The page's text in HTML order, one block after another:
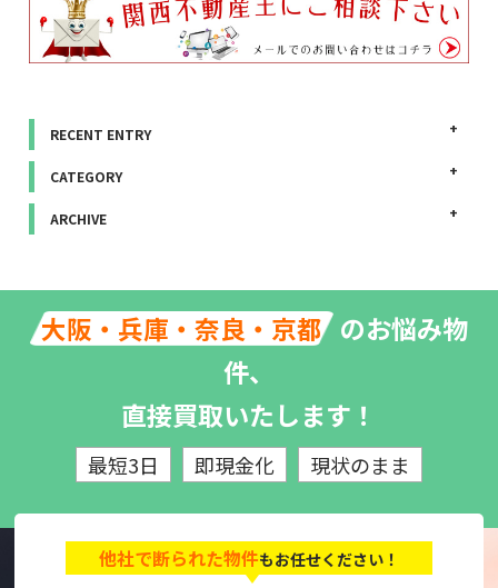
RECENT ENTRY
CATEGORY
ARCHIVE
大阪・兵庫・奈良・京都 のお悩み物
件、
直接買取いたします！
最短3日 即現金化 現状のまま
他社で断られた物件もお任せください！